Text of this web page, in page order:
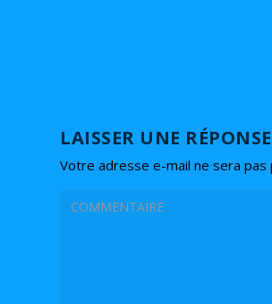
LAISSER UNE RÉPONSE
Votre adresse e-mail ne sera pas